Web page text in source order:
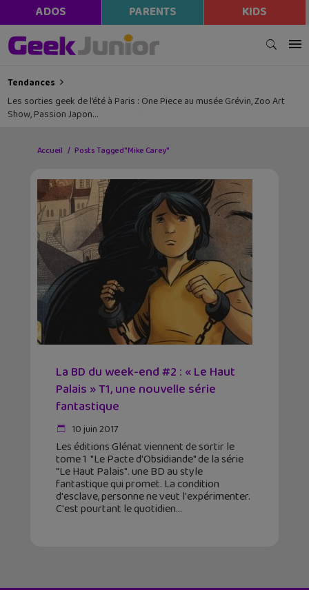
ADOS PARENTS KIDS
Tendances
Les sorties geek de l’été à Paris : One Piece au musée Grévin, Zoo Art
Show, Passion Japon…
Accueil Posts Tagged "Mike Carey"
La BD du week-end #2 : « Le Haut
Palais » T1, une nouvelle série
fantastique
10 juin 2017
Les éditions Glénat viennent de sortir le
tome 1 "Le Pacte d'Obsidiande" de la série
"Le Haut Palais". une BD au style
fantastique qui promet. La condition
d'esclave, personne ne veut l'expérimenter.
C'est pourtant le quotidien